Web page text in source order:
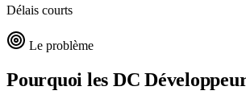
Délais courts
Le problème
Pourquoi les DC